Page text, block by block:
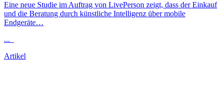
Eine neue Studie im Auftrag von LivePerson zeigt, dass der Einkauf
und die Beratung durch künstliche Intelligenz über mobile
Endgeräte…
...
Artikel